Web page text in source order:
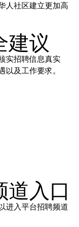
人社区建立更加高
建议
实招聘信息真实
及工作要求。
入口
进入平台招聘频道